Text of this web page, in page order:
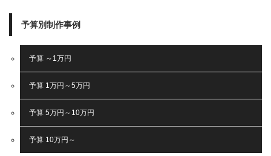
予算別制作事例
予算 ～1万円
予算 1万円～5万円
予算 5万円～10万円
予算 10万円～